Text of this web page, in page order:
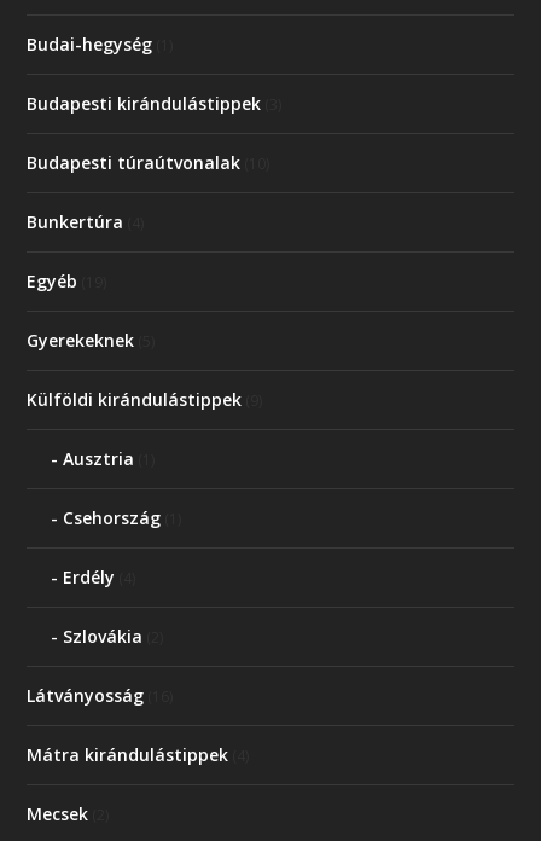
Budai-hegység
Budapesti kirándulástippek
Budapesti túraútvonalak
Bunkertúra
Egyéb
Gyerekeknek
Külföldi kirándulástippek
Ausztria
Csehország
Erdély
Szlovákia
Látványosság
Mátra kirándulástippek
Mecsek